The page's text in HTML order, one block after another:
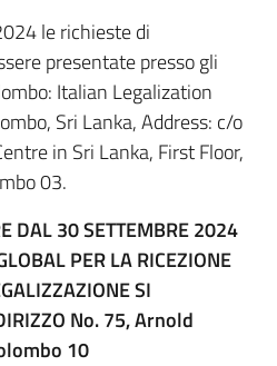
le richieste di
presentate presso gli
Italian Legalization
Sri Lanka, Address: c/o
in Sri Lanka, First Floor,
03.
DAL 30 SETTEMBRE 2024
PER LA RICEZIONE
SI
No. 75, Arnold
10